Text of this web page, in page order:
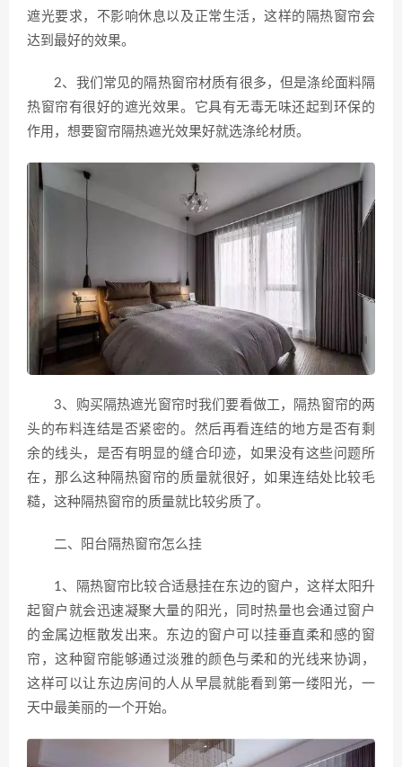
遮光要求，不影响休息以及正常生活，这样的隔热窗帘会
达到最好的效果。
2、我们常见的隔热窗帘材质有很多，但是涤纶面料隔
热窗帘有很好的遮光效果。它具有无毒无味还起到环保的
作用，想要窗帘隔热遮光效果好就选涤纶材质。
3、购买隔热遮光窗帘时我们要看做工，隔热窗帘的两
头的布料连结是否紧密的。然后再看连结的地方是否有剩
余的线头，是否有明显的缝合印迹，如果没有这些问题所
在，那么这种隔热窗帘的质量就很好，如果连结处比较毛
糙，这种隔热窗帘的质量就比较劣质了。
二、阳台隔热窗帘怎么挂
1、隔热窗帘比较合适悬挂在东边的窗户，这样太阳升
起窗户就会迅速凝聚大量的阳光，同时热量也会通过窗户
的金属边框散发出来。东边的窗户可以挂垂直柔和感的窗
帘，这种窗帘能够通过淡雅的颜色与柔和的光线来协调，
这样可以让东边房间的人从早晨就能看到第一缕阳光，一
天中最美丽的一个开始。